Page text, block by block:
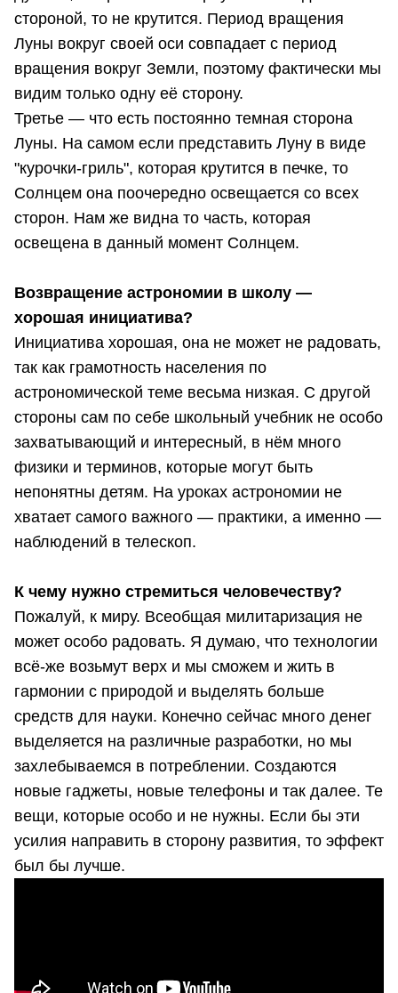
стороной, то не крутится. Период вращения
Луны вокруг своей оси совпадает с период
вращения вокруг Земли, поэтому фактически мы
видим только одну её сторону.
Третье — что есть постоянно темная сторона
Луны. На самом если представить Луну в виде
"курочки-гриль", которая крутится в печке, то
Солнцем она поочередно освещается со всех
сторон. Нам же видна то часть, которая
освещена в данный момент Солнцем.
Возвращение астрономии в школу —
хорошая инициатива?
Инициатива хорошая, она не может не радовать,
так как грамотность населения по
астрономической теме весьма низкая. С другой
стороны сам по себе школьный учебник не особо
захватывающий и интересный, в нём много
физики и терминов, которые могут быть
непонятны детям. На уроках астрономии не
хватает самого важного — практики, а именно —
наблюдений в телескоп.
К чему нужно стремиться человечеству?
Пожалуй, к миру. Всеобщая милитаризация не
может особо радовать. Я думаю, что технологии
всё-же возьмут верх и мы сможем и жить в
гармонии с природой и выделять больше
средств для науки. Конечно сейчас много денег
выделяется на различные разработки, но мы
захлебываемся в потреблении. Создаются
новые гаджеты, новые телефоны и так далее. Те
вещи, которые особо и не нужны. Если бы эти
усилия направить в сторону развития, то эффект
был бы лучше.